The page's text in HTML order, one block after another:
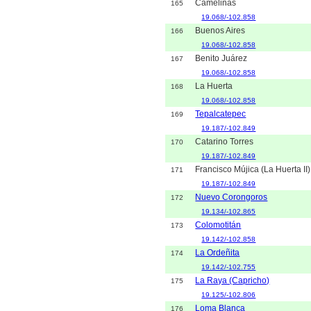
165 Camelinas
19.068/-102.858
166
Buenos Aires
19.068/-102.858
167
Benito Juárez
19.068/-102.858
168
La Huerta
19.068/-102.858
169
Tepalcatepec
19.187/-102.849
170
Catarino Torres
19.187/-102.849
171
Francisco Mújica (La Huerta II)
19.187/-102.849
172
Nuevo Corongoros
19.134/-102.865
173
Colomotitán
19.142/-102.858
174
La Ordeñita
19.142/-102.755
175
La Raya (Capricho)
19.125/-102.806
176
Loma Blanca